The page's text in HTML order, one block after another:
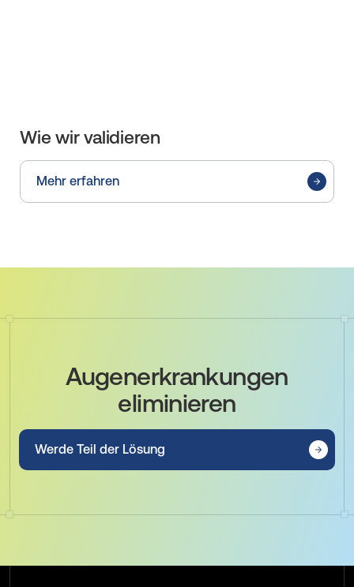
Wie wir validieren
Mehr erfahren
Augenerkrankungen
eliminieren
Werde Teil der Lösung